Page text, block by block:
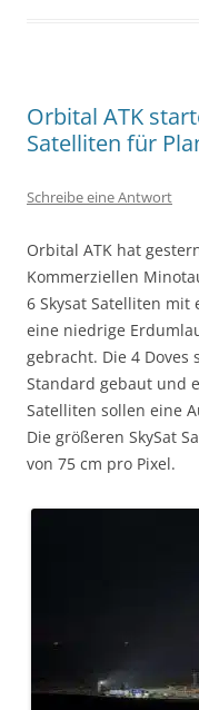
Orbital ATK
Satelliten für
Schreibe eine Antwort
Orbital ATK hat
Kommerziellen
6 Skysat Satelliten mit
eine niedrige
gebracht. Die 4 Doves
Standard gebaut und
Satelliten sollen eine
Die größeren SkySat
von 75 cm pro Pixel.